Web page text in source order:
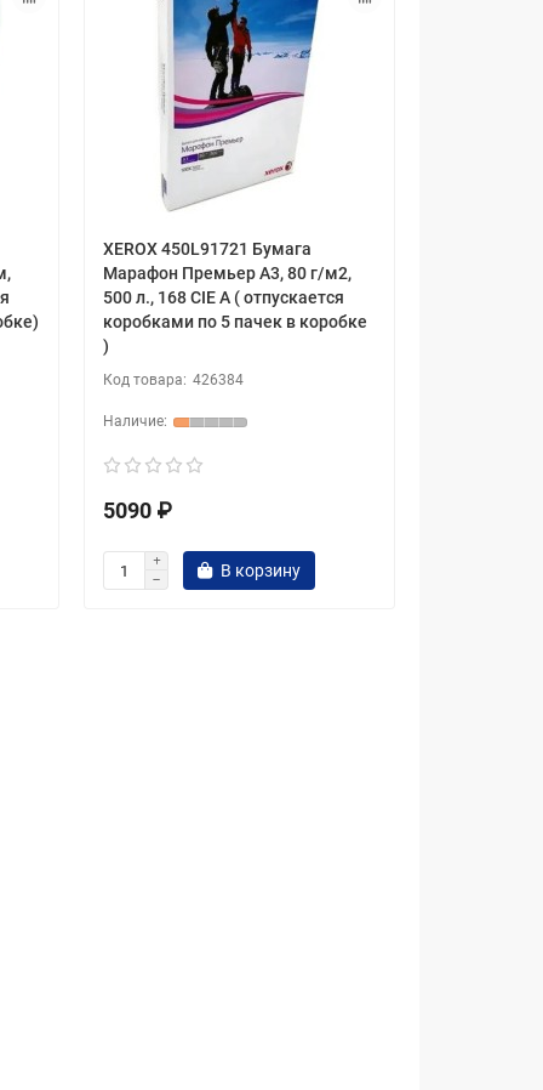
XEROX 450L91721 Бумага
Марафон Премьер А3, 80 г/м2,
500 л., 168 CIE A ( отпускается
коробками по 5 пачек в коробке
)
426384
5090 ₽
В корзину